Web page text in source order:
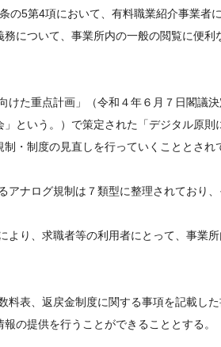
の5第4項において、有料職業紹介事業
について、事業所内の一般の閲覧に便利
けた重点計画」（令和４年６月７日閣議
という。）で策定された「デジタル原
・制度の見直しを行っていくこととされ
アナログ規制は７類型に整理されており
より、求職者等の利用者にとって、事業
料表、返戻金制度に関する事項を記載し
の提供を行うことができることとする。